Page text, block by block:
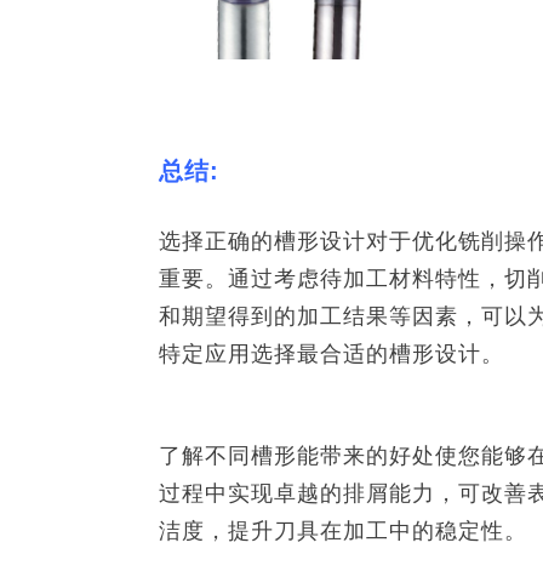
总结:
选择正确的槽形设计对于优化铣削操
重要。通过考虑待加工材料特性，切
和期望得到的加工结果等因素，可以
特定应用选择最合适的槽形设计。
了解不同槽形能带来的好处使您能够
过程中实现卓越的排屑能力，可改善
洁度，提升刀具在加工中的稳定性。